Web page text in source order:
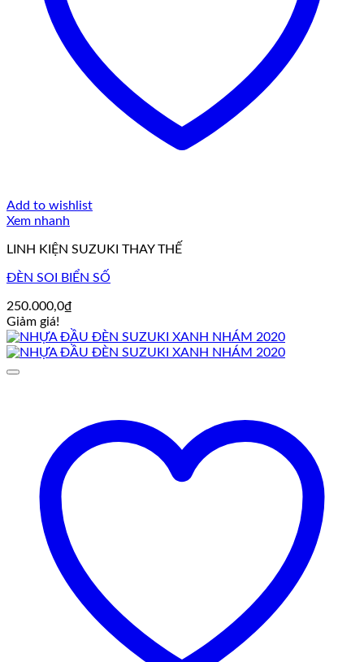
Add to wishlist
Xem nhanh
LINH KIỆN SUZUKI THAY THẾ
ĐÈN SOI BIỂN SỐ
250.000,0₫
Giảm giá!